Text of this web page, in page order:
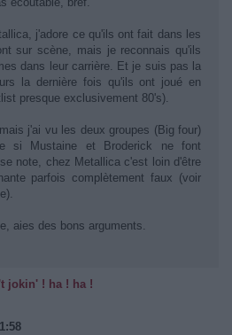
j'adore ce qu'ils ont fait dans les
sur scène, mais je reconnais qu'ils
dans leur carrière. Et je suis pas la
la dernière fois qu'ils ont joué en
presque exclusivement 80's).
j'ai vu les deux groupes (Big four)
si Mustaine et Broderick ne font
note, chez Metallica c'est loin d'être
parfois complètement faux (voir
aies des bons arguments.
jokin' ! ha ! ha !